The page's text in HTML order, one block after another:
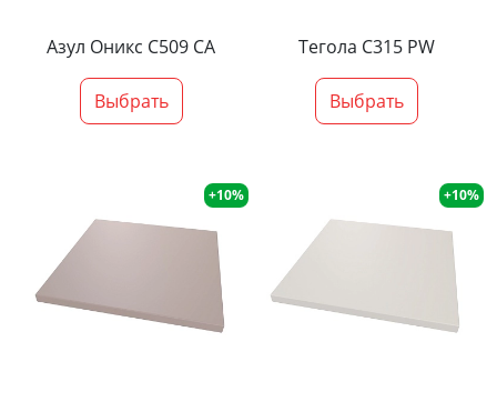
Азул Оникс С509 СА
Выбрать
Тегола С315 PW
Выбрать
+10% +10%